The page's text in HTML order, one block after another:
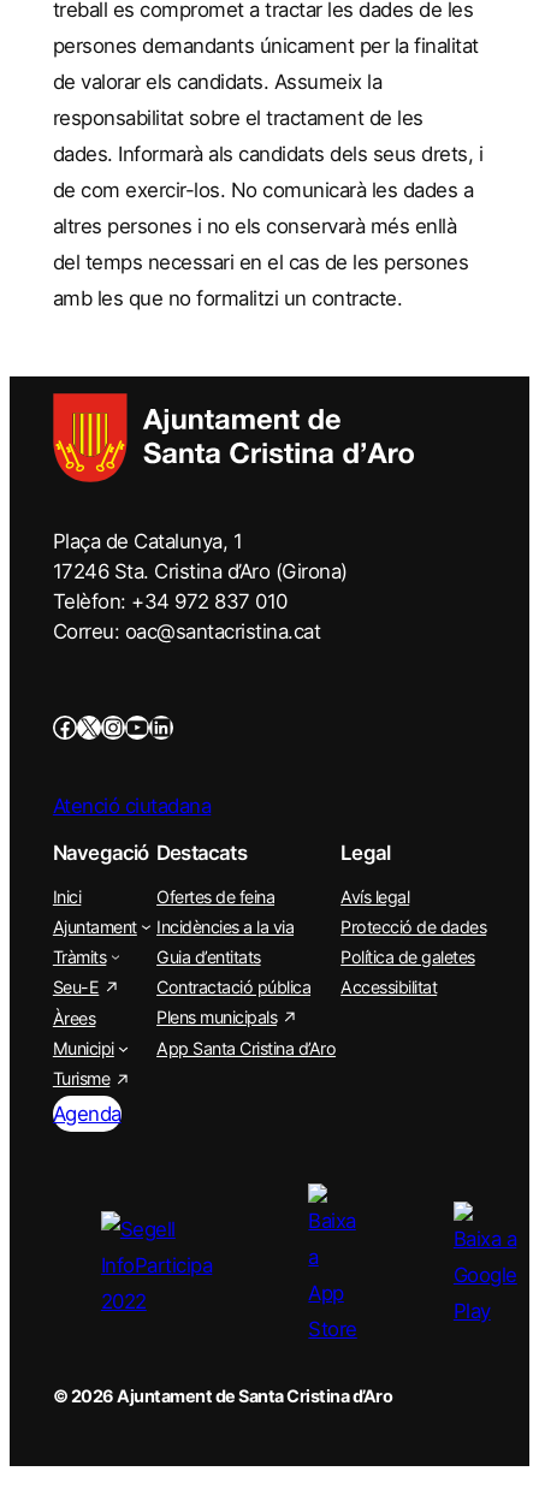
treball es compromet a tractar les dades de les
persones demandants únicament per la finalitat
de valorar els candidats. Assumeix la
responsabilitat sobre el tractament de les
dades. Informarà als candidats dels seus drets, i
de com exercir-los. No comunicarà les dades a
altres persones i no els conservarà més enllà
del temps necessari en el cas de les persones
amb les que no formalitzi un contracte.
Plaça de Catalunya, 1
17246 Sta. Cristina d’Aro (Girona)
Telèfon: +34 972 837 010
Correu: oac@santacristina.cat
Atenció ciutadana
Navegació
Inici
Ajuntament
Tràmits
Seu-E
Àrees
Municipi
Turisme
Agenda
Destacats
Ofertes de feina
Incidències a la via
Guia d’entitats
Contractació pública
Plens municipals
App Santa Cristina d’Aro
Legal
Avís legal
Protecció de dades
Política de galetes
Accessibilitat
© 2026 Ajuntament de Santa Cristina d’Aro